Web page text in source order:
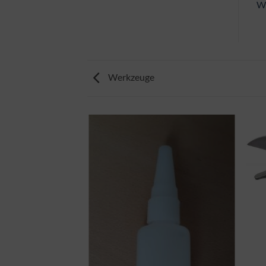
Werkzeuge